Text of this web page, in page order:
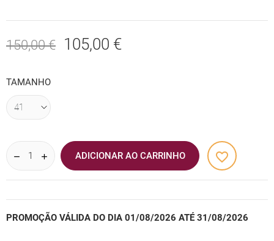
150,00 € 105,00 €
TAMANHO
ADICIONAR AO CARRINHO favorite_border
PROMOÇÃO VÁLIDA DO DIA 01/08/2026 ATÉ 31/08/2026